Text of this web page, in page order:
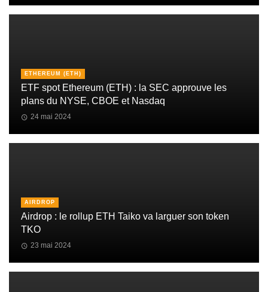
ETHEREUM (ETH)
ETF spot Ethereum (ETH) : la SEC approuve les
plans du NYSE, CBOE et Nasdaq
24 mai 2024
AIRDROP
Airdrop : le rollup ETH Taiko va larguer son token
TKO
23 mai 2024